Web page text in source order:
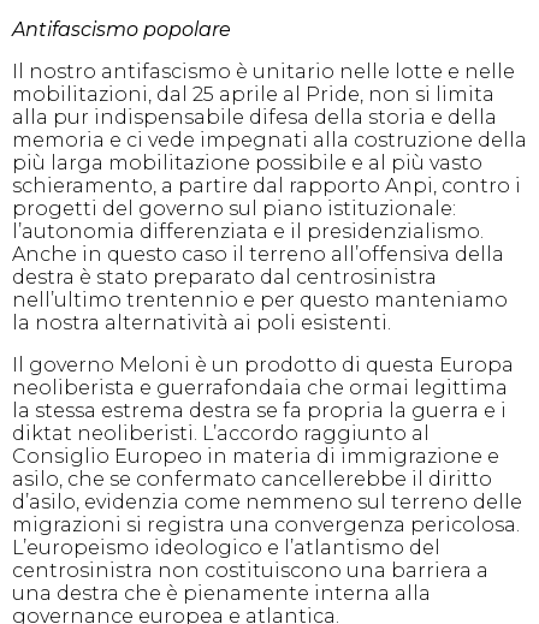
Antifascismo popolare
Il nostro antifascismo è unitario nelle lotte e nelle
mobilitazioni, dal 25 aprile al Pride, non si limita
alla pur indispensabile difesa della storia e della
memoria e ci vede impegnati alla costruzione della
più larga mobilitazione possibile e al più vasto
schieramento, a partire dal rapporto Anpi, contro i
progetti del governo sul piano istituzionale:
l’autonomia differenziata e il presidenzialismo.
Anche in questo caso il terreno all’offensiva della
destra è stato preparato dal centrosinistra
nell’ultimo trentennio e per questo manteniamo
la nostra alternatività ai poli esistenti.
Il governo Meloni è un prodotto di questa Europa
neoliberista e guerrafondaia che ormai legittima
la stessa estrema destra se fa propria la guerra e i
diktat neoliberisti. L’accordo raggiunto al
Consiglio Europeo in materia di immigrazione e
asilo, che se confermato cancellerebbe il diritto
d’asilo, evidenzia come nemmeno sul terreno delle
migrazioni si registra una convergenza pericolosa.
L’europeismo ideologico e l’atlantismo del
centrosinistra non costituiscono una barriera a
una destra che è pienamente interna alla
governance europea e atlantica.